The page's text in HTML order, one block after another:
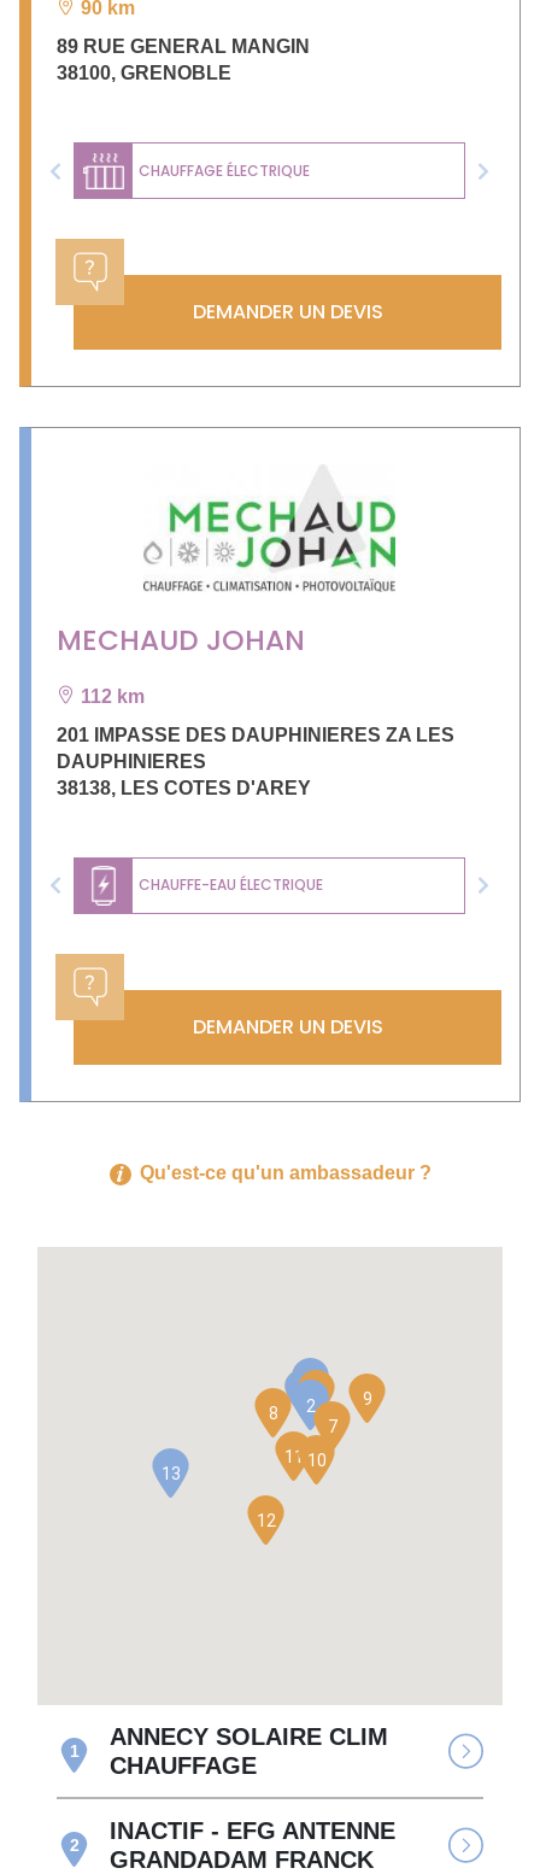
90 km
89 RUE GENERAL MANGIN
38100, GRENOBLE
CHAUFFAGE ÉLECTRIQUE
Previous Next
DEMANDER UN DEVIS
MECHAUD JOHAN
112 km
201 IMPASSE DES DAUPHINIERES ZA LES
DAUPHINIERES
38138, LES COTES D'AREY
CHAUFFE-EAU ÉLECTRIQUE
Previous Next
DEMANDER UN DEVIS
Qu'est-ce qu'un ambassadeur ?
1
2
3
6
7
8
9
10
11
12
13
1
ANNECY SOLAIRE CLIM
CHAUFFAGE
2
INACTIF - EFG ANTENNE
GRANDADAM FRANCK